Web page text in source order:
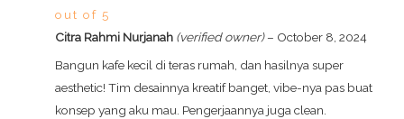
out of 5
Citra Rahmi Nurjanah (verified owner) – October 8, 2024
Bangun kafe kecil di teras rumah, dan hasilnya super
aesthetic! Tim desainnya kreatif banget, vibe-nya pas buat
konsep yang aku mau. Pengerjaannya juga clean.